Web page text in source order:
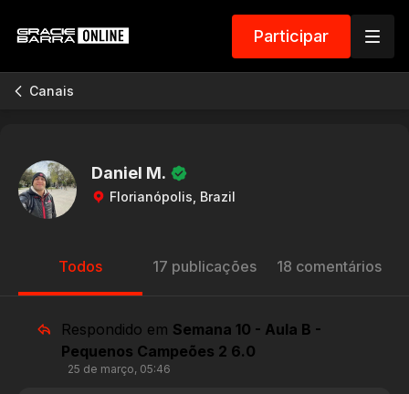
Participar
Canais
Daniel M.
Florianópolis, Brazil
Todos 17 publicações 18 comentários
Respondido em Semana 10 - Aula B -
Pequenos Campeões 2 6.0
25 de março, 05:46